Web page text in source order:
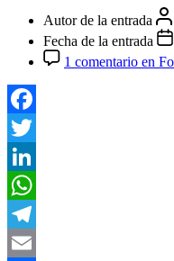
Autor de la entrada
Fecha de la entrada
1 comentario en
Facebook
Twitter
LinkedIn
WhatsApp
Telegram